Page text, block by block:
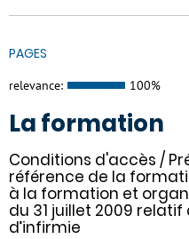
PAGES
relevance: 100%
La formation
Conditions d'accès /
référence de la
à la formation et
du 31 juillet 2009 relatif
d’infirmie